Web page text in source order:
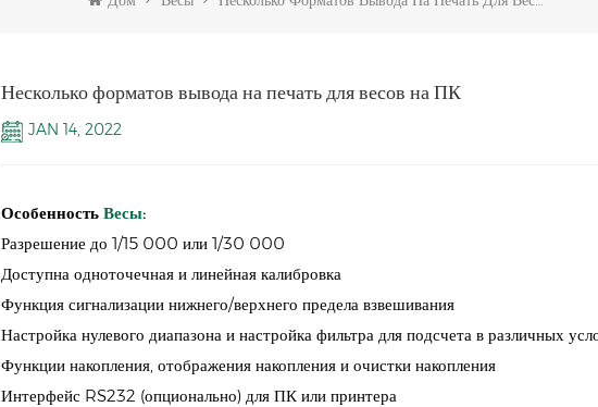
Несколько форматов вывода на печать для весов на ПК
JAN 14, 2022
ОсобенностьВесы:
Разрешение до 1/15 000 или 1/30 000
Доступна одноточечная и линейная калибровка
Функция сигнализации нижнего/верхнего предела взвешивания
Настройка нулевого диапазона и настройка фильтра для подсчета в различных
Функции накопления, отображения накопления и очистки накопления
Интерфейс RS232 (опционально) для ПК или принтера